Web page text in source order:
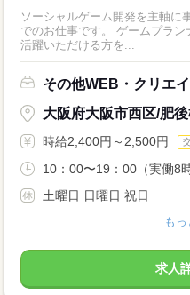
ソーシャルゲーム開発を主軸に
でのお仕事です。 ゲームプラ
活躍いただける方を...
その他WEB・クリエ
大阪府大阪市西区/肥後
時給2,400円～2,500円
10：00〜19：00（実働
土曜日 日曜日 祝日
も
求人